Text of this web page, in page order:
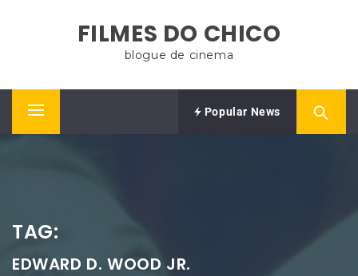
FILMES DO CHICO
blogue de cinema
Primary
Popular News
TAG:
EDWARD D. WOOD JR.